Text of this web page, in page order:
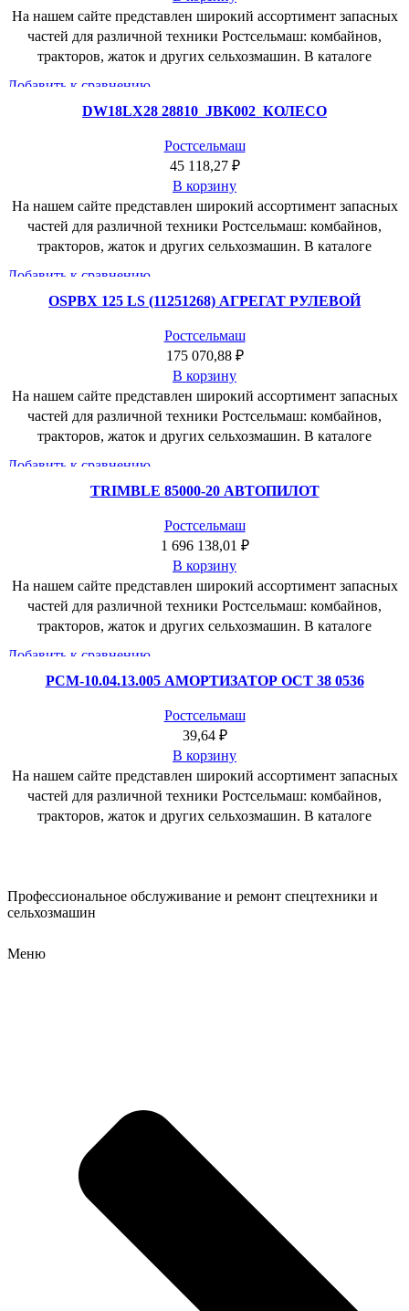
На нашем сайте представлен широкий ассортимент запасных
частей для различной техники Ростсельмаш: комбайнов,
тракторов, жаток и других сельхозмашин. В каталоге
Добавить к сравнению
Быстрый просмотрDW18LX28 28810_JBK002_КОЛЕСО
Ростсельмаш
45 118,27 ₽
В корзину
На нашем сайте представлен широкий ассортимент запасных
частей для различной техники Ростсельмаш: комбайнов,
тракторов, жаток и других сельхозмашин. В каталоге
Добавить к сравнению
Быстрый просмотр
OSPBX 125 LS (11251268) АГРЕГАТ РУЛЕВОЙ
Ростсельмаш
175 070,88 ₽
В корзину
На нашем сайте представлен широкий ассортимент запасных
частей для различной техники Ростсельмаш: комбайнов,
тракторов, жаток и других сельхозмашин. В каталоге
Добавить к сравнению
Быстрый просмотрTRIMBLE 85000-20 АВТОПИЛОТ
Ростсельмаш
1 696 138,01 ₽
В корзину
На нашем сайте представлен широкий ассортимент запасных
частей для различной техники Ростсельмаш: комбайнов,
тракторов, жаток и других сельхозмашин. В каталоге
Добавить к сравнению
Быстрый просмотр
РСМ-10.04.13.005 АМОРТИЗАТОР ОСТ 38 0536
Ростсельмаш
39,64 ₽
В корзину
На нашем сайте представлен широкий ассортимент запасных
частей для различной техники Ростсельмаш: комбайнов,
тракторов, жаток и других сельхозмашин. В каталоге
Профессиональное обслуживание и ремонт спецтехники и
сельхозмашин
Меню